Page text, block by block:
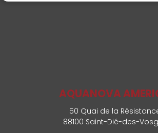
AQUANOVA
50 Quai de la
88100 Saint-Dié-des-